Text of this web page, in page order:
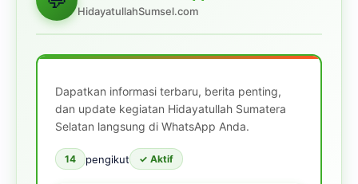
HidayatullahSumsel.com
Dapatkan informasi terbaru, berita penting,
dan update kegiatan Hidayatullah Sumatera
Selatan langsung di WhatsApp Anda.
14 pengikut ✓ Aktif